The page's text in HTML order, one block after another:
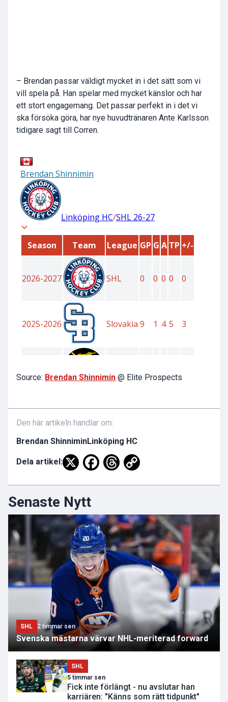
– Brendan passar väldigt mycket in i det sätt som vi
vill spela på. Han spelar med mycket känslor och har
ett stort engagemang. Det passar perfekt in i det vi
ska försöka göra, har nye huvudtränaren Ante Karlsson
tidigare sagt till Corren.
Source: Brendan Shinnimin @ Elite Prospects
Den här artikeln handlar om:
Brendan ShinniminLinköping HC
Dela artikel:
Senaste Nytt
SHL 2 timmar sen
Svenska mästarna värvar NHL-meriterad forward
SHL
5 timmar sen
Fick inte förlängt - nu avslutar han
karriären: "Känns som rätt tidpunkt"